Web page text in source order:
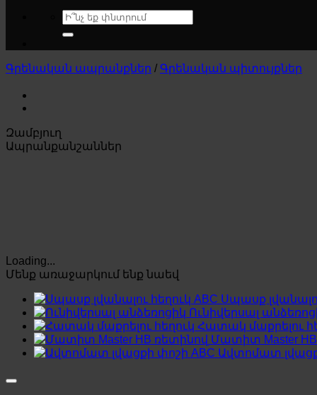
Search
for:
Գրենական ապրանքներ / Գրենական պիտույքներ
Զամբյուղ
Ապրանքանշաններ
Loading...
Մենք առաջարկում ենք նաեվ
Սպասք
Ունիվերսալ
Հատակ մաքրելու
Մատիտ Master
Ավտոմատ